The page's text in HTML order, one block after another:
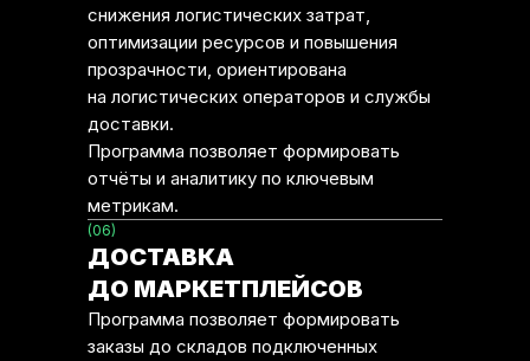
снижения логистических затрат,
оптимизации ресурсов и повышения
прозрачности, ориентирована
на логистических операторов и службы
доставки.
Программа позволяет формировать
отчёты и аналитику по ключевым
метрикам.
(06)
ДОСТАВКА
ДО МАРКЕТПЛЕЙСОВ
Программа позволяет формировать
заказы до складов подключенных